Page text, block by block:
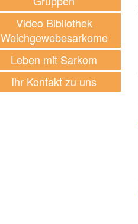
Video Bibliothek
Weichgewebesarkome
Leben mit Sarkom
Ihr Kontakt zu uns